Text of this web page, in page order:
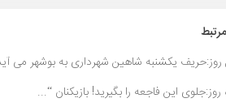
روز:حریف یکشنبه شاهین شهرداری به بوشهر می
این فاجعه را بگیرید! بازیکنان “...